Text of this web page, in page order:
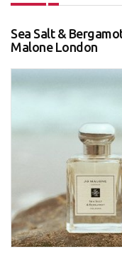
Sea Salt &
Malone London